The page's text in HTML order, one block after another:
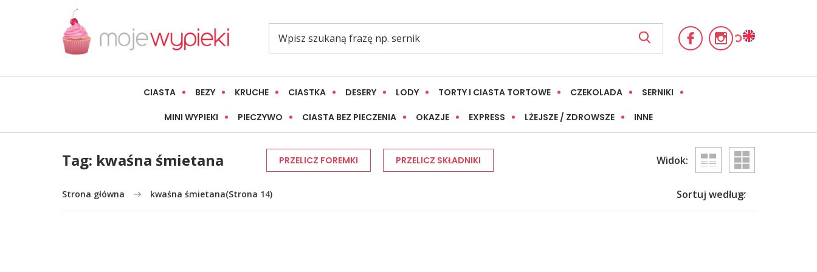
CIASTA BEZY KRUCHE CIASTKA DESERY LODY TORTY I CIASTA TORTOWE CZEKOLADA SERNIKI
MINI WYPIEKI PIECZYWO CIASTA BEZ PIECZENIA OKAZJE EXPRESS LŻEJSZE / ZDROWSZE INNE
Tag: kwaśna śmietana PRZELICZ FOREMKI PRZELICZ SKŁADNIKI Widok:
Strona główna kwaśna śmietana(Strona 14) Sortuj według: